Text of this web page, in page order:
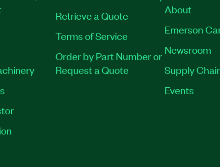
Retrieve a Quote
Terms of Service
Order by Part Number or
Request a Quote
About
Emerson
Newsroom
Supply
Events